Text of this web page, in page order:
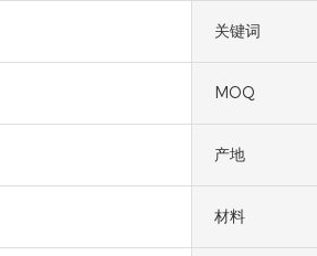
关键词
MOQ
产地
材料